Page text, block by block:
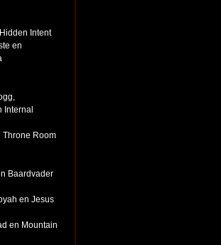
Intent
en
Internal
Throne Room
Baardvader
en Jesus
en Mountain